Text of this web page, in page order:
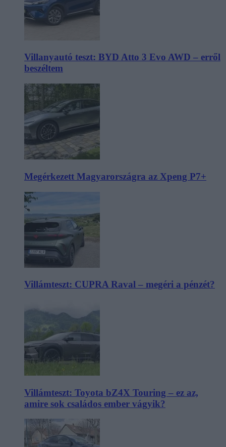
Villanyautó teszt: BYD Atto 3 Evo AWD – erről
beszéltem
Megérkezett Magyarországra az Xpeng P7+
Villámteszt: CUPRA Raval – megéri a pénzét?
Villámteszt: Toyota bZ4X Touring – ez az,
amire sok családos ember vágyik?